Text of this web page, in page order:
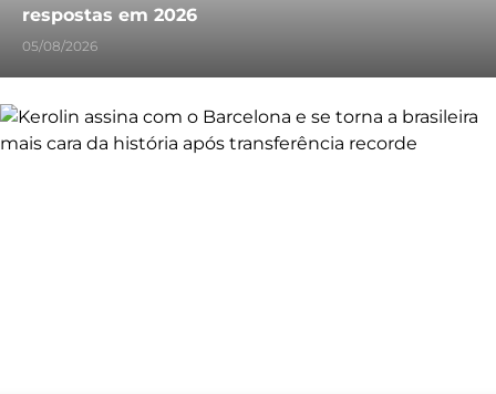
respostas em 2026
05/08/2026